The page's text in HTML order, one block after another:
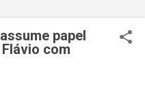
papel
com